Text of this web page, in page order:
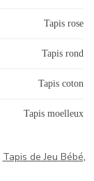
Tapis rose
Tapis rond
Tapis coton
Tapis moelleux
Tapis de Jeu Bébé,